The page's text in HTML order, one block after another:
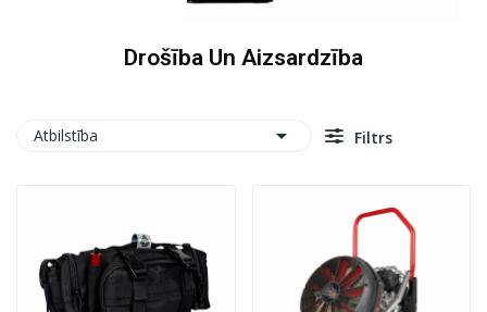
Drošība Un Aizsardzība
Atbilstība  Filtrs